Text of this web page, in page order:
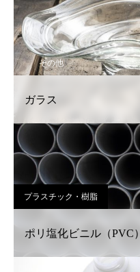
その他
ガラス
プラスチック・樹脂
ポリ塩化ビニル（PVC）